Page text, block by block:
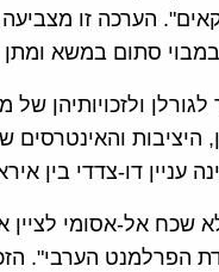
הערכה זו
סתום במשא ומתן
לגורלן ולזכויותיהן
היציבות
עניין דו-צדדי בין
שכח אל-אסומי לציין
הפרלמנט הערבי".